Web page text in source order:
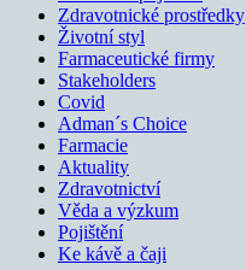
Zdravotnické prostředky
Životní styl
Farmaceutické firmy
Stakeholders
Covid
Adman´s Choice
Farmacie
Aktuality
Zdravotnictví
Věda a výzkum
Pojištění
Ke kávě a čaji